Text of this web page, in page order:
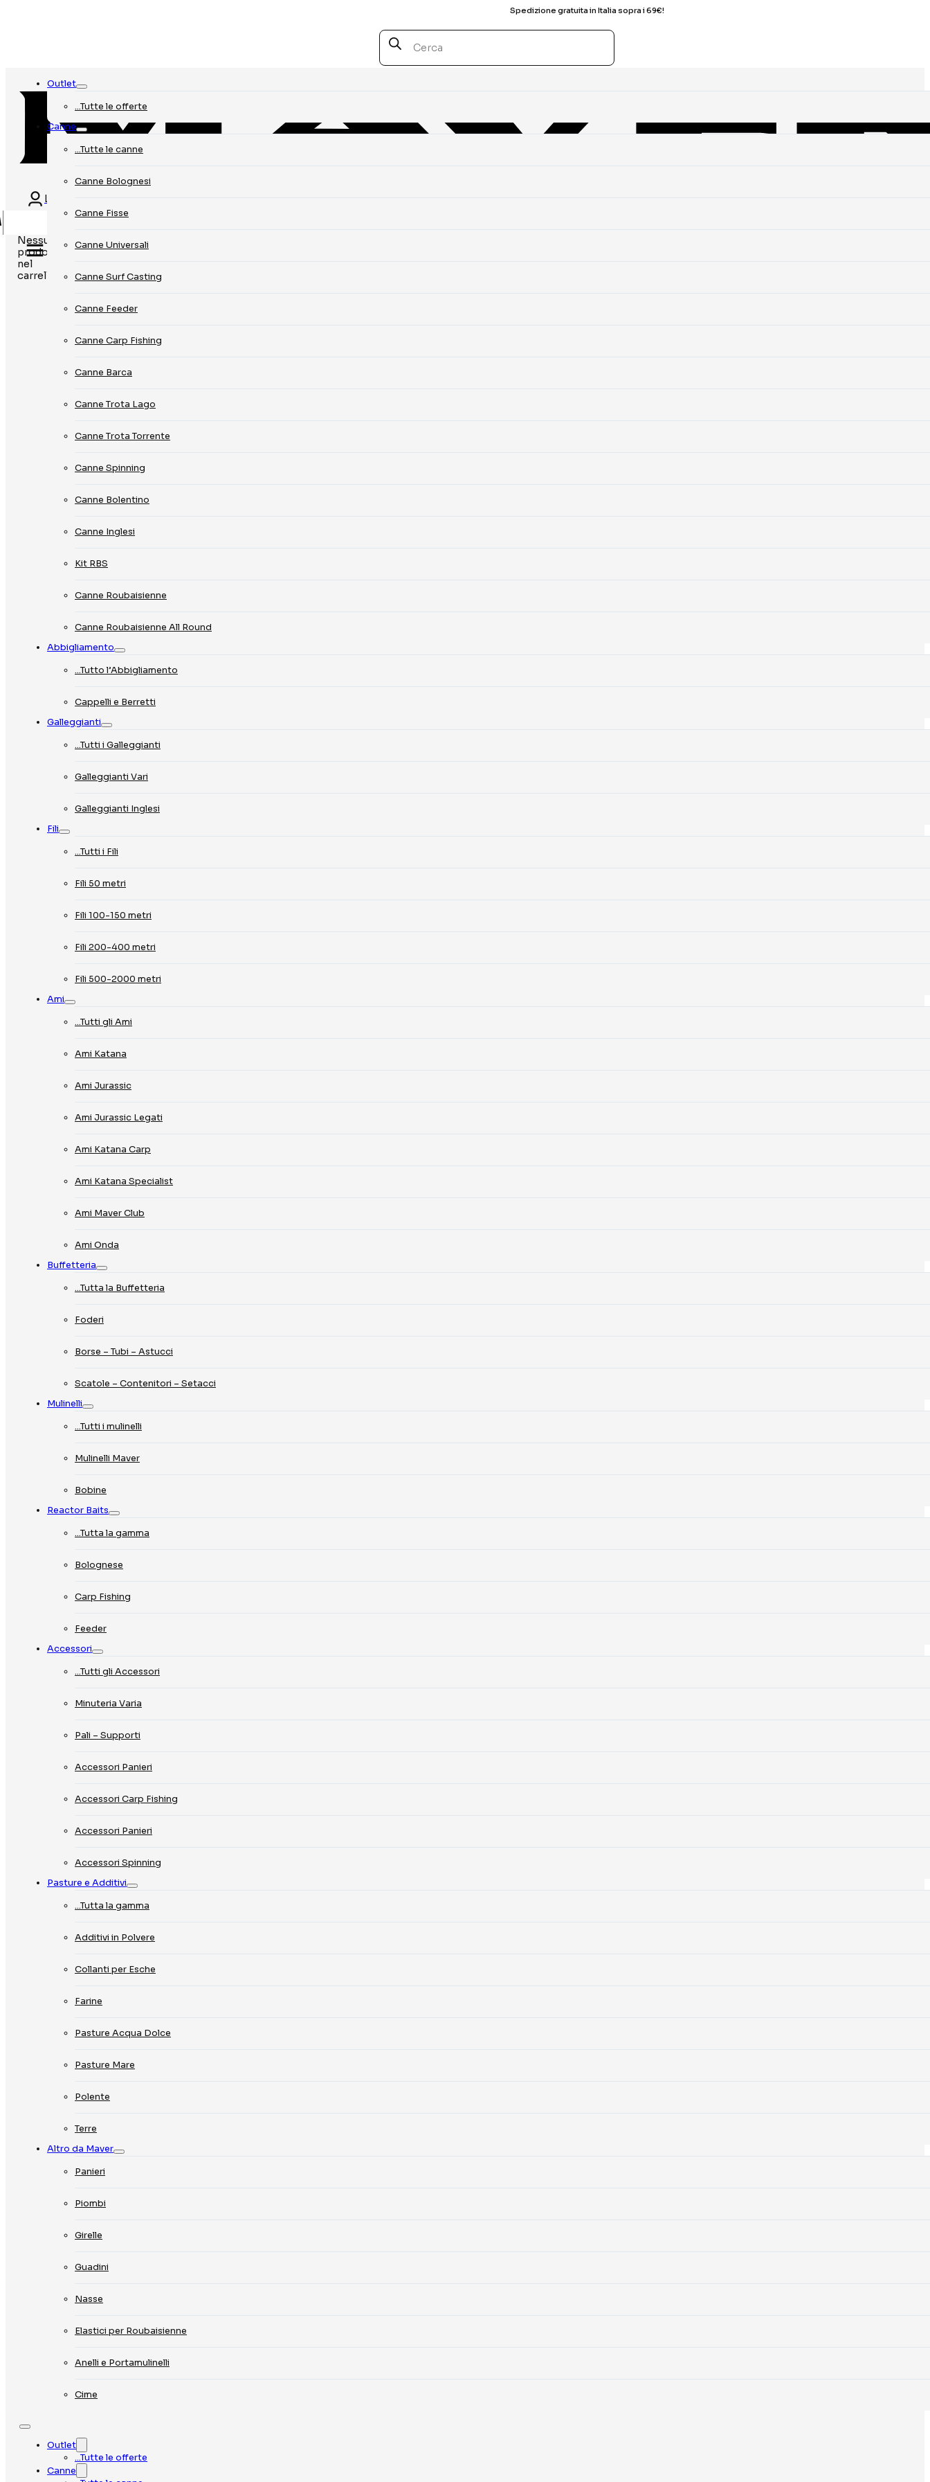
Spedizione gratuita in Italia sopra i 69€!
Products
search
Login
Nessun
prodotto
nel
carrello.
Outlet
…Tutte le offerte
Canne
…Tutte le canne
Canne Bolognesi
Canne Fisse
Canne Universali
Canne Surf Casting
Canne Feeder
Canne Carp Fishing
Canne Barca
Canne Trota Lago
Canne Trota Torrente
Canne Spinning
Canne Bolentino
Canne Inglesi
Kit RBS
Canne Roubaisienne
Canne Roubaisienne All Round
Abbigliamento
…Tutto l’Abbigliamento
Cappelli e Berretti
Galleggianti
…Tutti i Galleggianti
Galleggianti Vari
Galleggianti Inglesi
Fili
…Tutti i Fili
Fili 50 metri
Fili 100-150 metri
Fili 200-400 metri
Fili 500-2000 metri
Ami
…Tutti gli Ami
Ami Katana
Ami Jurassic
Ami Jurassic Legati
Ami Katana Carp
Ami Katana Specialist
Ami Maver Club
Ami Onda
Buffetteria
…Tutta la Buffetteria
Foderi
Borse – Tubi – Astucci
Scatole – Contenitori – Setacci
Mulinelli
…Tutti i mulinelli
Mulinelli Maver
Bobine
Reactor Baits
…Tutta la gamma
Bolognese
Carp Fishing
Feeder
Accessori
…Tutti gli Accessori
Minuteria Varia
Pali – Supporti
Accessori Panieri
Accessori Carp Fishing
Accessori Panieri
Accessori Spinning
Pasture e Additivi
…Tutta la gamma
Additivi in Polvere
Collanti per Esche
Farine
Pasture Acqua Dolce
Pasture Mare
Polente
Terre
Altro da Maver
Panieri
Piombi
Girelle
Guadini
Nasse
Elastici per Roubaisienne
Anelli e Portamulinelli
Cime
Outlet
…Tutte le offerte
Canne